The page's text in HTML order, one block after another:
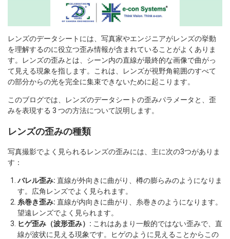
レンズのデータシートには、写真家やエンジニアがレンズの挙動
を理解するのに役立つ歪み情報が含まれていることがよくありま
す。レンズの歪みとは、シーン内の直線が最終的な画像で曲がっ
て見える現象を指します。これは、レンズが視野角範囲のすべて
の部分からの光を完全に集束できないために起こります。
このブログでは、レンズのデータシートの歪みパラメータと、歪
みを表現する 3 つの方法について説明します。
レンズの歪みの種類
写真撮影でよく見られるレンズの歪みには、主に次の3つがありま
す：
バレル歪み: 直線が外向きに曲がり、樽の膨らみのようになりま
す。広角レンズでよく見られます。
糸巻き歪み: 直線が内向きに曲がり、糸巻きのようになります。
望遠レンズでよく見られます。
ヒゲ歪み（波形歪み）: これはあまり一般的ではない歪みで、直
線が波状に見える現象です。ヒゲのように見えることからこの